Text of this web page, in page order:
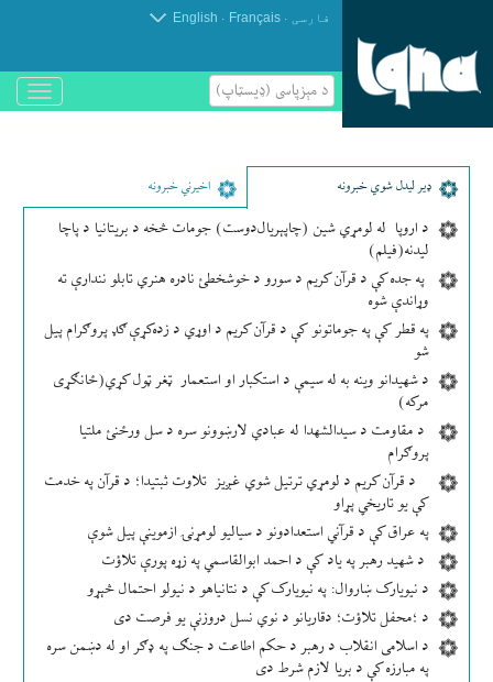
فارسی .
Français
.
English
د مېزپاسى (ډیسټاپ)
باز
و
ډير لیدل شوي خبرونه اخیرني خبرونه
د اروپا له لومړي شین (چاپېریال‌دوست) جومات څخه د بریتانیا د پاچا
لیدنه(فیلم)
په جده کې د قرآن کریم د سورو د خوشخطئ نادره هنري تابلو نندارې ته
وړاندې شوه
په قطر کې په جوماتونو کې د قرآن کریم د اوړي د زده‌کړې ګډ پروګرام پیل
شو
د شهیدانو وینه به له سیمې د استکبار او استعمار ټغر ټول کړي(ځانګړی
مرکه)
د مقاومت د سیدالشهدا له عبادي لارښوونو سره د سل ورځنئ ملتیا
پروګرام
د قرآن کریم د لومړي ترتیل شوي غږیز تلاوت ثبتیدا؛ د قرآن په خدمت
کې یو تاریخي پړاو
په عراق کې د قرآني استعدادونو د سیالیو لومړنۍ ازموینې پیل شوې
د شهید رهبر په یاد کې د احمد ابوالقاسمي په زړه پورې تلاؤت
د نیویارک ښاروال: په نیویارک کې د نتانیاهو د نیولو احتمال څېړو
د ؛محفل تلاؤت؛ دقاریانو د نوي نسل دروزنې یو فرصت دی
د اسلامی انقلاب د رهبر د حکم اطاعت د جنګ په ډګر او له دښمن سره
په مبارزه کې د بریا لازم شرط دی